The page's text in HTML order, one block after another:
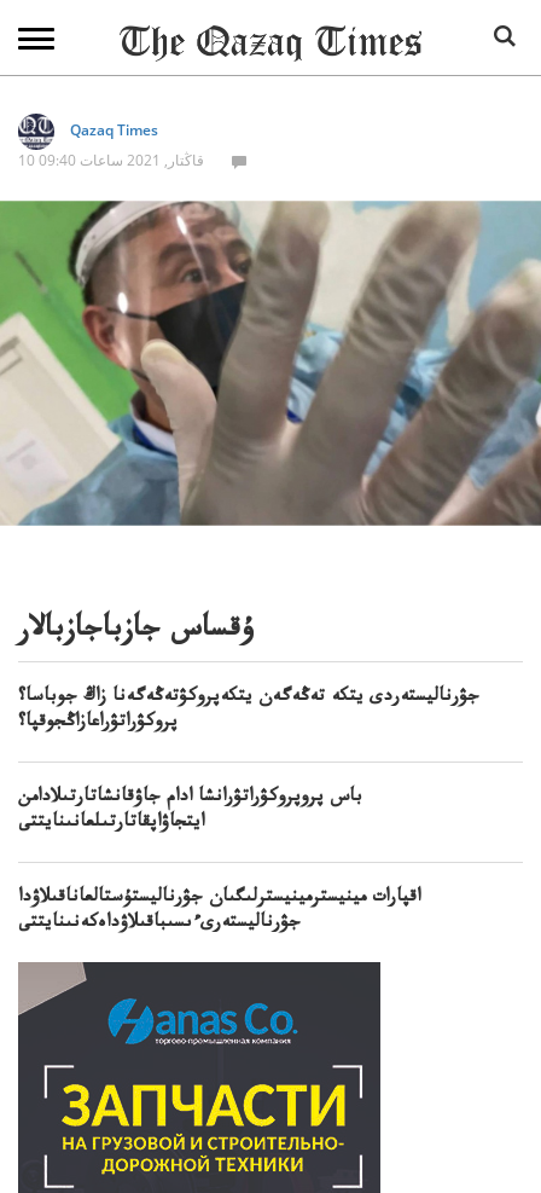
Qazaq Times
10 قاڭتار, 2021 ساعات 09:40
ۇقساس جازباجازبالار
جۋرناليستەردى يتكە تەڭەگەن يتكەپروكۋتەڭەگەنا زاڭ جوباسا؟
پروكۋراتۋراعازاڭجوقپا؟
باس پروپروكۋراتۋرانشا ادام جاۋقانشاتارتىلادامن
ايتجاۋاپقاتارتىلعانىنايتتى
اقپارات مينيسترمينيسترلىگىان جۋرناليستۇستالعاناقىلاۋدا
جۋرناليستەرىءىسىباقىلاۋداەكەنىنايتتى